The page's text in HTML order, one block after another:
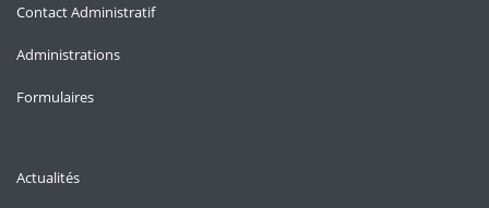
Contact Administratif
Administrations
Formulaires
Actualités